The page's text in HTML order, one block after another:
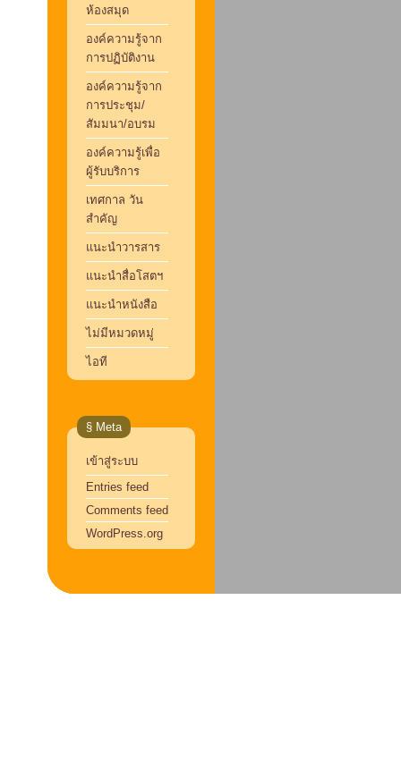
ห้องสมุด
องค์ความรู้จาก
การปฏิบัติงาน
องค์ความรู้จาก
การประชุม/
สัมมนา/อบรม
องค์ความรู้เพื่อ
ผู้รับบริการ
เทศกาล วัน
สำคัญ
แนะนำวารสาร
แนะนำสื่อโสตฯ
แนะนำหนังสือ
ไม่มีหมวดหมู่
ไอที
§ Meta
เข้าสู่ระบบ
Entries feed
Comments feed
WordPress.org